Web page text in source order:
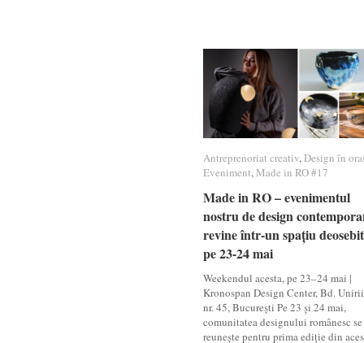
Antreprenoriat creativ,Design în
Eveniment,Made in RO #17
Made in RO – evenimentul
nostru de design
revine într-un spațiu
pe 23-24 mai
Weekendul acesta, pe 23–24 mai |
Kronospan Design Center, Bd. Unirii
nr. 45, București Pe 23 și 24 mai,
comunitatea designului românesc se
reunește pentru prima ediție din
Antreprenoriat creativ Design în
Eveniment Made in RO #17
Made in RO – evenimentul
nostru de design
revine într-un spațiu
pe 23-24 mai